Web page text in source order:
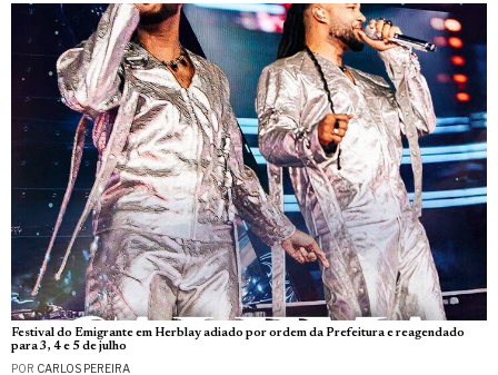
Festival do Emigrante em Herblay adiado por ordem da Prefeitura e reagendado
para 3, 4 e 5 de julho
POR CARLOS PEREIRA